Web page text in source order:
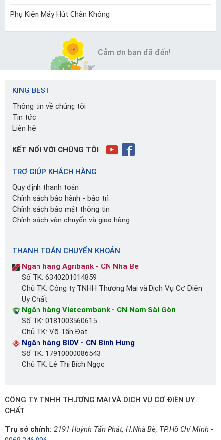
Phụ Kiện Máy Hút Chân Không
Cảm ơn bạn đã đến!
KING BEST
Thông tin về chúng tôi
Tin tức
Liên hệ
KẾT NỐI VỚI CHÚNG TÔI
TRỢ GIÚP KHÁCH HÀNG
Quy định thanh toán
Chính sách bảo hành - bảo trì
Chính sách bảo mật thông tin
Chính sách vận chuyển và giao hàng
THANH TOÁN CHUYỂN KHOẢN
Ngân hàng Agribank - CN Nhà Bè
Số TK: 6340201014859
Chủ TK: Công ty TNHH Thương Mại và Dịch Vụ Cơ Điện
Uy Chất
Ngân hàng Vietcombank - CN Nam Sài Gòn
Số TK: 0181003560615
Chủ TK: Võ Tấn Đạt
Ngân hàng BIDV - CN Bình Hưng
Số TK: 17910000086543
Chủ TK: Lê Thị Bích Ngọc
CÔNG TY TNHH THƯƠNG MẠI VÀ DỊCH VỤ CƠ ĐIỆN UY
CHẤT
Trụ sở chính: 2191 Huỳnh Tấn Phát, H.Nhà Bè, TP.Hồ Chí Minh -